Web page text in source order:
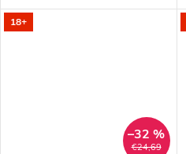
18+
€24,69
–32 %